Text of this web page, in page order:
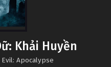
Khải Huyền
Apocalypse